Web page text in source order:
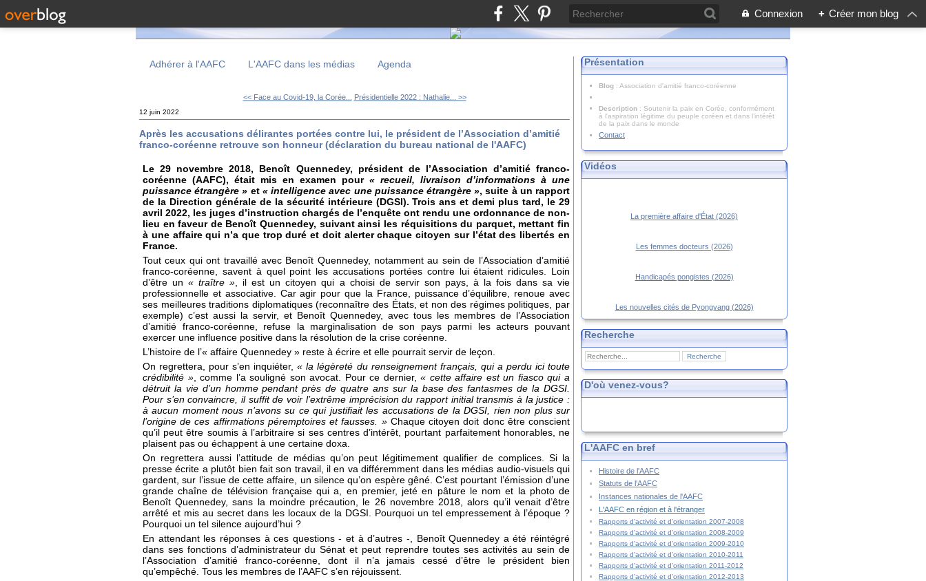
Connexion + Créer mon blog
Adhérer à l'AAFC L'AAFC dans les médias Agenda
<< Face au Covid-19, la Corée... Présidentielle 2022 : Nathalie... >>
12 juin 2022
Après les accusations délirantes portées contre lui, le président de l’Association d’amitié
franco-coréenne retrouve son honneur (déclaration du bureau national de l'AAFC)
Le 29 novembre 2018, Benoît Quennedey, président de l’Association d’amitié franco-
coréenne (AAFC), était mis en examen pour « recueil, livraison d’informations à une
puissance étrangère » et « intelligence avec une puissance étrangère », suite à un rapport
de la Direction générale de la sécurité intérieure (DGSI). Trois ans et demi plus tard, le 29
avril 2022, les juges d’instruction chargés de l’enquête ont rendu une ordonnance de non-
lieu en faveur de Benoît Quennedey, suivant ainsi les réquisitions du parquet, mettant fin
à une affaire qui n’a que trop duré et doit alerter chaque citoyen sur l’état des libertés en
France.
Tout ceux qui ont travaillé avec Benoît Quennedey, notamment au sein de l’Association d’amitié
franco-coréenne, savent à quel point les accusations portées contre lui étaient ridicules. Loin
d’être un« traître », il est un citoyen qui a choisi de servir son pays, à la fois dans sa vie
professionnelle et associative. Car agir pour que la France, puissance d’équilibre, renoue avec
ses meilleures traditions diplomatiques (reconnaître des États, et non des régimes politiques, par
exemple) c’est aussi la servir, et Benoît Quennedey, avec tous les membres de l’Association
d’amitié franco-coréenne, refuse la marginalisation de son pays parmi les acteurs pouvant
exercer une influence positive dans la résolution de la crise coréenne.
L’histoire de l’« affaire Quennedey » reste à écrire et elle pourrait servir de leçon.
On regrettera, pour s’en inquiéter,« la légèreté du renseignement français, qui a perdu ici toute
crédibilité », comme l’a souligné son avocat. Pour ce dernier,« cette affaire est un fiasco qui a
détruit la vie d’un homme pendant près de quatre ans sur la base des fantasmes de la DGSI.
Pour s’en convaincre, il suffit de voir l’extrême imprécision du rapport initial transmis à la justice :
à aucun moment nous n’avons su ce qui justifiait les accusations de la DGSI, rien non plus sur
l’origine de ces affirmations péremptoires et fausses. »Chaque citoyen doit donc être conscient
qu’il peut être soumis à l’arbitraire si ses centres d’intérêt, pourtant parfaitement honorables, ne
plaisent pas ou échappent à une certaine doxa.
On regrettera aussi l’attitude de médias qu’on peut légitimement qualifier de complices. Si la
presse écrite a plutôt bien fait son travail, il en va différemment dans les médias audio-visuels qui
gardent, sur l’issue de cette affaire, un silence qu’on espère gêné. C’est pourtant l’émission d’une
grande chaîne de télévision française qui a, en premier, jeté en pâture le nom et la photo de
Benoît Quennedey, sans la moindre précaution, le 26 novembre 2018, alors qu’il venait d’être
arrêté et mis au secret dans les locaux de la DGSI. Pourquoi un tel empressement à l’époque ?
Pourquoi un tel silence aujourd’hui ?
En attendant les réponses à ces questions - et à d’autres -, Benoît Quennedey a été réintégré
dans ses fonctions d’administrateur du Sénat et peut reprendre toutes ses activités au sein de
l’Association d’amitié franco-coréenne, dont il n’a jamais cessé d’être le président bien
qu’empêché. Tous les membres de l’AAFC s’en réjouissent.
Présentation
Blog : Association d'amitié franco-coréenne
Description : Soutenir la paix en Corée, conformément
à l'aspiration légitime du peuple coréen et dans l’intérêt
de la paix dans le monde
Contact
Vidéos
La première affaire d'État (2026)
Les femmes docteurs (2026)
Handicapés pongistes (2026)
Les nouvelles cités de Pyongyang (2026)
Recherche
D'où venez-vous?
L'AAFC en bref
Histoire de l'AAFC
Statuts de l'AAFC
Instances nationales de l'AAFC
L'AAFC en région et à l'étranger
Rapports d'activité et d'orientation 2007-2008
Rapports d'activité et d'orientation 2008-2009
Rapports d'activité et d'orientation 2009-2010
Rapports d'activité et d'orientation 2010-2011
Rapports d'activité et d'orientation 2011-2012
Rapports d'activité et d'orientation 2012-2013